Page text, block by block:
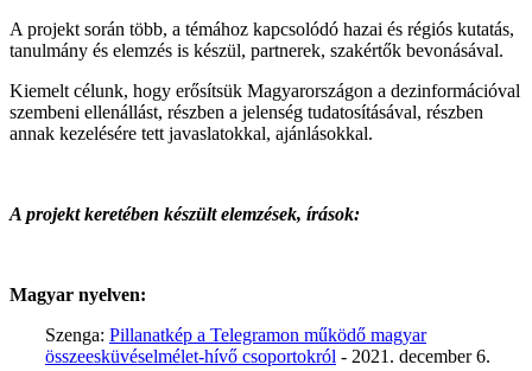
A projekt során több, a témához kapcsolódó hazai és régiós kutatás,
tanulmány és elemzés is készül, partnerek, szakértők bevonásával.
Kiemelt célunk, hogy erősítsük Magyarországon a dezinformációval
szembeni ellenállást, részben a jelenség tudatosításával, részben
annak kezelésére tett javaslatokkal, ajánlásokkal.
A projekt keretében készült elemzések, írások:
Magyar nyelven:
Szenga: Pillanatkép a Telegramon működő magyar
összeesküvéselmélet-hívő csoportokról - 2021. december 6.